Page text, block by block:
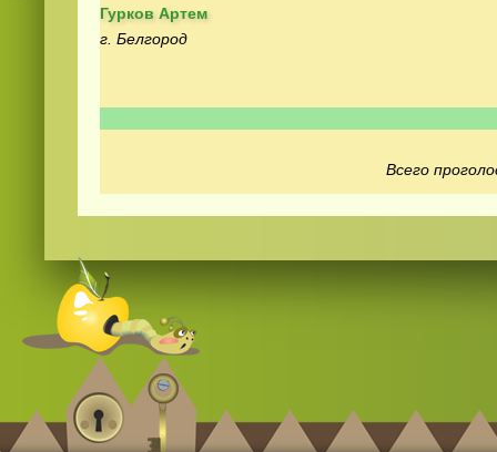
Гурков Артем
г. Белгород
Всего
Смотреть видеоhdонлайн